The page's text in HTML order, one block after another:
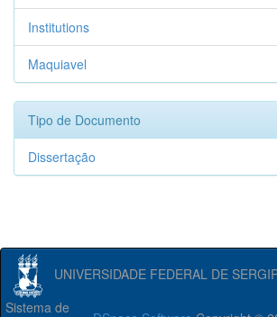
Institutions
Maquiavel
Tipo de Documento
Dissertação
UNIVERSIDADE FEDERAL DE
Sistema de